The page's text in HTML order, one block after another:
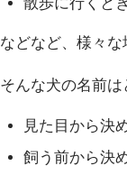
などなど、様々な
そんな犬の名前は
見た目から決
飼う前から決